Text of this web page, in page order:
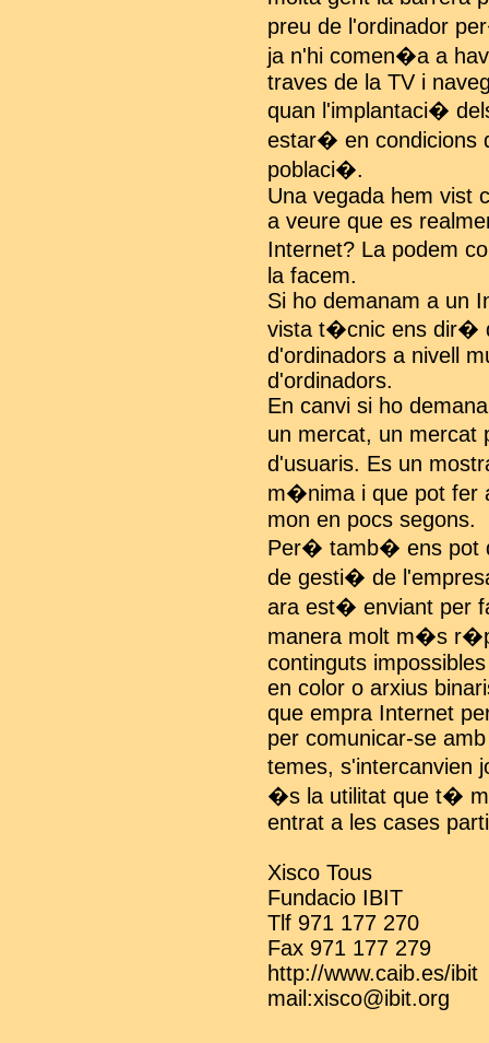
preu de l'ordinador
ja n'hi comen�a a
traves de la TV i
quan l'implantaci�
estar� en condicions
poblaci�.
Una vegada hem vist
a veure que es
Internet? La podem
la facem.
Si ho demanam a un
vista t�cnic ens dir�
d'ordinadors a nivell
d'ordinadors.
En canvi si ho
un mercat, un mercat
d'usuaris. Es un
m�nima i que pot fer
mon en pocs segons.
Per� tamb� ens pot
de gesti� de
ara est� enviant per
manera molt m�s
continguts
en color o arxius
que empra Internet
per comunicar-se
temes, s'intercanvien
�s la utilitat que t�
entrat a les cases
Xisco Tous
Fundacio IBIT
Tlf 971 177 270
Fax 971 177 279
http://www.caib.es/ibit
mail:xisco@ibit.org